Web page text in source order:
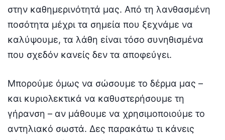
στην καθημερινότητά μας. Από τη λανθασμένη
ποσότητα μέχρι τα σημεία που ξεχνάμε να
καλύψουμε, τα λάθη είναι τόσο συνηθισμένα
που σχεδόν κανείς δεν τα αποφεύγει.
Μπορούμε όμως να σώσουμε το δέρμα μας –
και κυριολεκτικά να καθυστερήσουμε τη
γήρανση – αν μάθουμε να χρησιμοποιούμε το
αντηλιακό σωστά. Δες παρακάτω τι κάνεις